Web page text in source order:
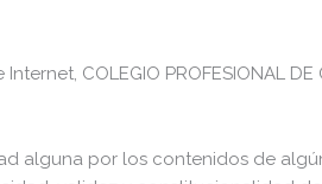
COLEGIO PROFESIONAL DE
alguna por los contenidos de